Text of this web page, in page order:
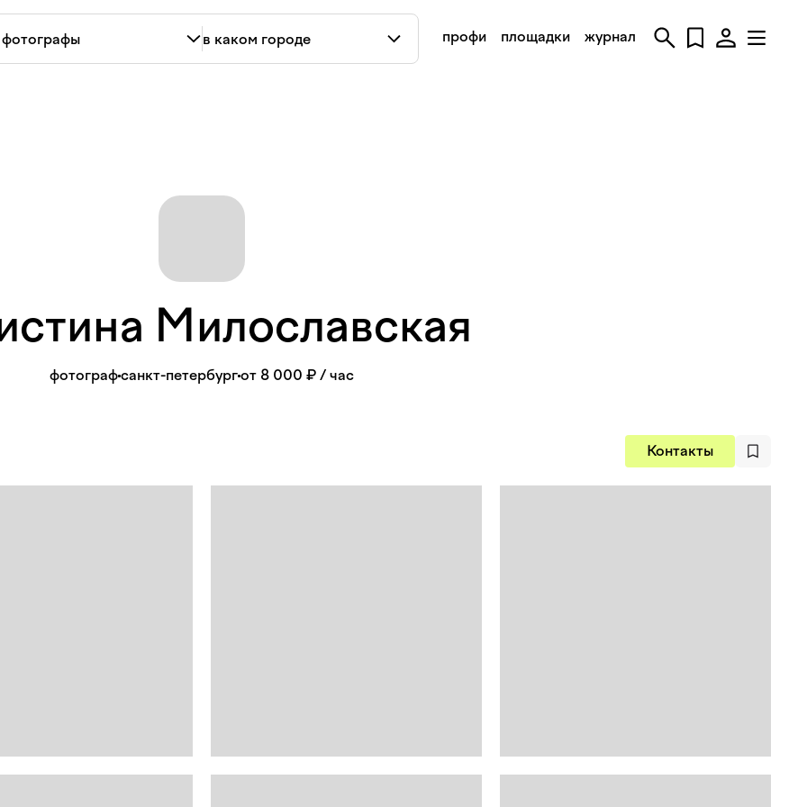
профи площадки журнал
Милославская
фотографсанкт-петербургот 8 000 ₽ / час
Контакты